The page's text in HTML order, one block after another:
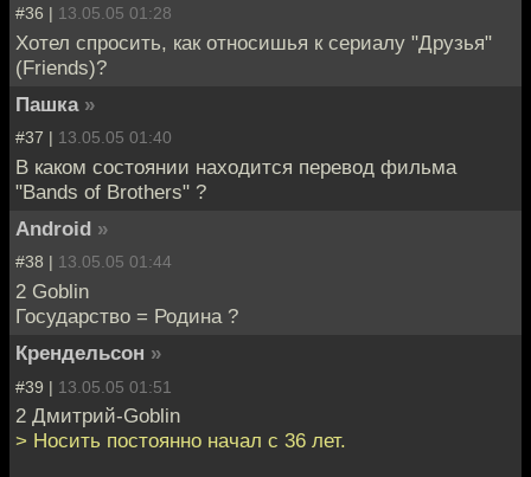
#36 | 13.05.05 01:28
Хотел спросить, как относишья к сериалу "Друзья"
(Friends)?
Пашка »
#37 | 13.05.05 01:40
В каком состоянии находится перевод фильма
"Bands of Brothers" ?
Android »
#38 | 13.05.05 01:44
2 Goblin
Государство = Родина ?
Крендельсон »
#39 | 13.05.05 01:51
2 Дмитрий-Goblin
> Носить постоянно начал с 36 лет.